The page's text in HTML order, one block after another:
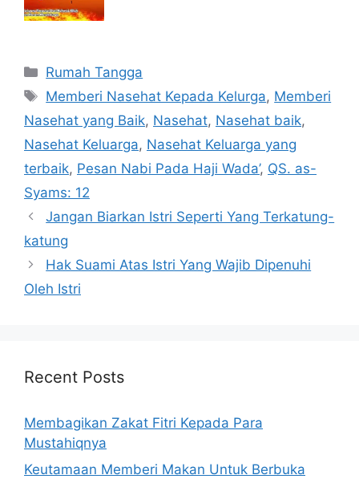
Categories
Rumah Tangga
Tags
Memberi Nasehat Kepada Kelurga, Memberi
Nasehat yang Baik, Nasehat, Nasehat baik,
Nasehat Keluarga, Nasehat Keluarga yang
terbaik, Pesan Nabi Pada Haji Wada’, QS. as-
Syams: 12
Jangan Biarkan Istri Seperti Yang Terkatung-
katung
Hak Suami Atas Istri Yang Wajib Dipenuhi
Oleh Istri
Recent Posts
Membagikan Zakat Fitri Kepada Para
Mustahiqnya
Keutamaan Memberi Makan Untuk Berbuka